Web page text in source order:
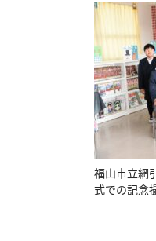
福山市立網
式での記念